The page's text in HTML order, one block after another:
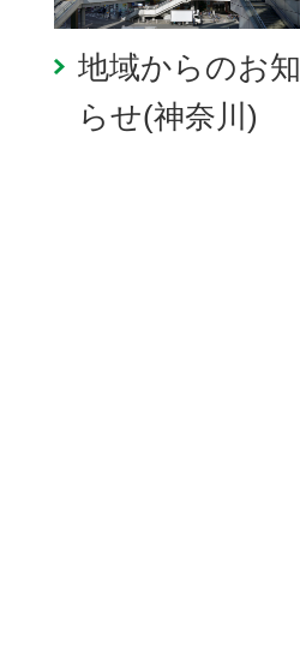
地域からのお知
らせ(神奈川)